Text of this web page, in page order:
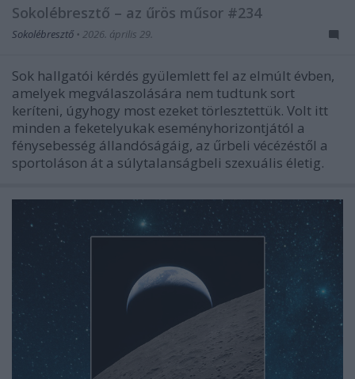
Sokolébresztő – az űrös műsor #234
Sokolébresztő • 2026. április 29.
Sok hallgatói kérdés gyülemlett fel az elmúlt évben,
amelyek megválaszolására nem tudtunk sort
keríteni, úgyhogy most ezeket törlesztettük. Volt itt
minden a feketelyukak eseményhorizontjától a
fénysebesség állandóságáig, az űrbeli vécézéstől a
sportoláson át a súlytalanságbeli szexuális életig.